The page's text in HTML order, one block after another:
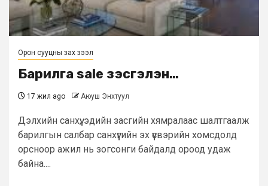
Орон сууцны зах зээл
Барилга sale үзэсгэлэн…
17 жил ago Аюуш Энхтуул
Дэлхийн санхүү, эдийн засгийн хямралаас шалтгаалж
барилгын салбар санхүүгийн эх үүсвэрийн хомсдолд
орсноор ажил нь зогсонги байдалд ороод удаж
байна....